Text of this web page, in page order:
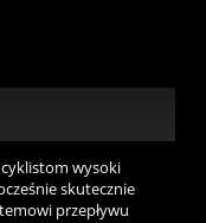
wysoki
skutecznie
przepływu